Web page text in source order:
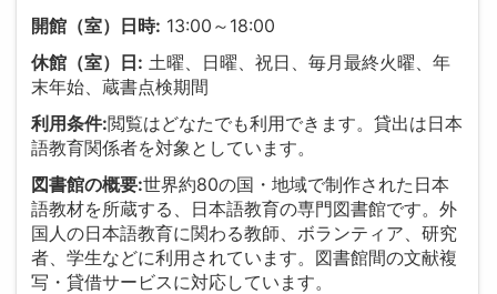
開館（室）日時: 13:00～18:00
休館（室）日: 土曜、日曜、祝日、毎月最終火曜、年
末年始、蔵書点検期間
利用条件:閲覧はどなたでも利用できます。貸出は日本
語教育関係者を対象としています。
図書館の概要:世界約80の国・地域で制作された日本
語教材を所蔵する、日本語教育の専門図書館です。外
国人の日本語教育に関わる教師、ボランティア、研究
者、学生などに利用されています。図書館間の文献複
写・貸借サービスに対応しています。